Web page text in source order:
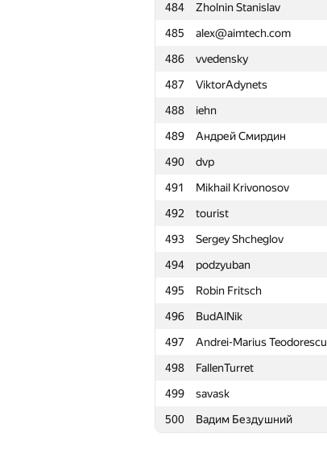
484
Zholnin Stanislav
485
alex@aimtech.com
486
vvedensky
487
ViktorAdynets
488
iehn
489
Андрей Смирдин
490
dvp
491
Mikhail Krivonosov
492
tourist
493
Sergey Shcheglov
494
podzyuban
495
Robin Fritsch
496
BudAlNik
497
Andrei-Marius Teodorescu
498
FallenTurret
499
savask
500
Вадим Бездушний
461
lobanov98
462
aostapec
463
taikiyamada
464
v.v.melnyk
465
akmintro
466
ivan45654
467
nvikv-brja
468
eugene.mikhailoff
469
katsam@passap.ru
470
公幸 大中
471
kvk1901
472
sagresash
473
Сергей Козуб
474
snv2mail.ru
475
alexander.sibyakov
476
aspirantdragon
477
MrDindows